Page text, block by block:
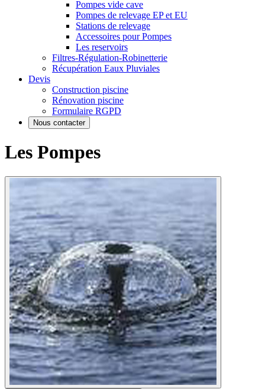
Pompes vide cave
Pompes de relevage EP et EU
Stations de relevage
Accessoires pour Pompes
Les reservoirs
Filtres-Régulation-Robinetterie
Récupération Eaux Pluviales
Devis
Construction piscine
Rénovation piscine
Formulaire RGPD
Nous contacter
Les Pompes